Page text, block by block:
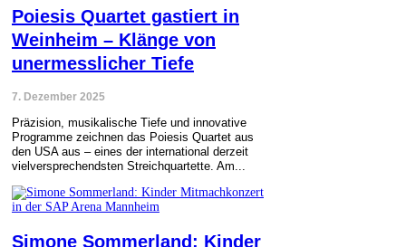
Poiesis Quartet gastiert in
Weinheim – Klänge von
unermesslicher Tiefe
7. Dezember 2025
Präzision, musikalische Tiefe und innovative
Programme zeichnen das Poiesis Quartet aus
den USA aus – eines der international derzeit
vielversprechendsten Streichquartette. Am...
Simone Sommerland: Kinder